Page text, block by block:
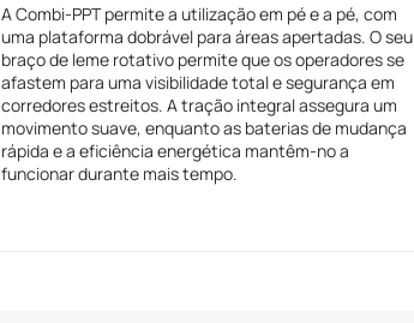
A Combi-PPT permite a utilização em pé e a pé, com
uma plataforma dobrável para áreas apertadas. O seu
braço de leme rotativo permite que os operadores se
afastem para uma visibilidade total e segurança em
corredores estreitos. A tração integral assegura um
movimento suave, enquanto as baterias de mudança
rápida e a eficiência energética mantêm-no a
funcionar durante mais tempo.